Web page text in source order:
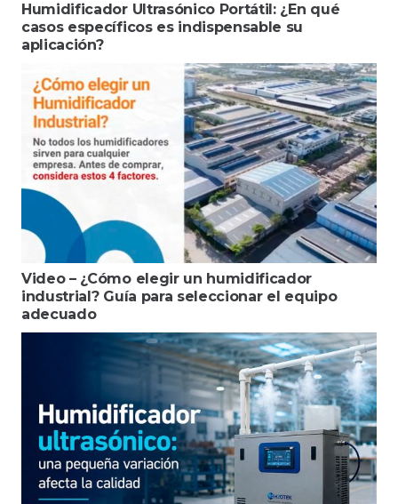
Humidificador Ultrasónico Portátil: ¿En qué
casos específicos es indispensable su
aplicación?
Video – ¿Cómo elegir un humidificador
industrial? Guía para seleccionar el equipo
adecuado